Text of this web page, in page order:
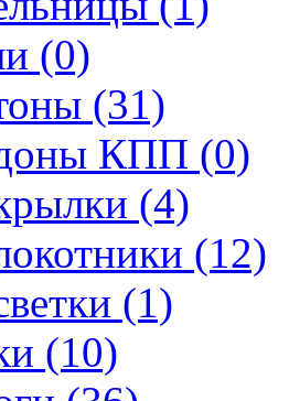
(0)
(31)
КПП (0)
(4)
(12)
(1)
(10)